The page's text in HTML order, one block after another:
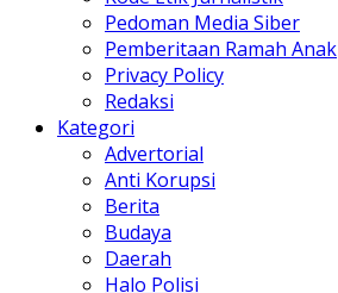
Pedoman Media Siber
Pemberitaan Ramah Anak
Privacy Policy
Redaksi
Kategori
Advertorial
Anti Korupsi
Berita
Budaya
Daerah
Halo Polisi